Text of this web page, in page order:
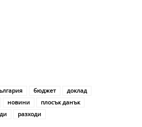
бюджет
доклад
новини
плосък данък
разходи